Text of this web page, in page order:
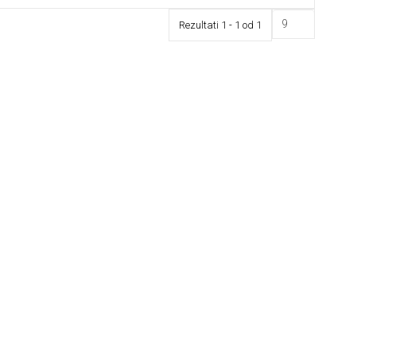
Rezultati 1 - 1 od 1